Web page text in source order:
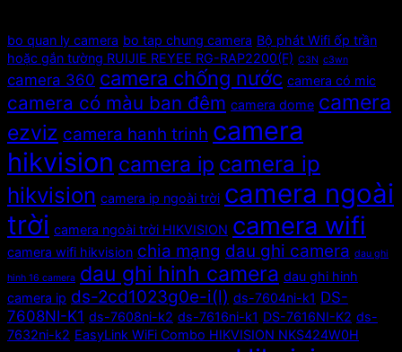
bo quan ly camera bo tap chung camera Bộ phát Wifi ốp trần
hoặc gắn tường RUIJIE REYEE RG-RAP2200(F) C3N c3wn
camera 360 camera chống nước camera có mic
camera có màu ban đêm camera dome camera
ezviz camera hanh trinh camera
hikvision camera ip camera ip
hikvision camera ip ngoài trời camera ngoài
trời camera ngoài trời HIKVISION camera wifi
camera wifi hikvision chia mạng dau ghi camera dau ghi
hinh 16 camera dau ghi hinh camera dau ghi hinh
camera ip ds-2cd1023g0e-i(l) ds-7604ni-k1 DS-
7608NI-K1 ds-7608ni-k2 ds-7616ni-k1 DS-7616NI-K2 ds-
7632ni-k2 EasyLink WiFi Combo HIKVISION NKS424W0H